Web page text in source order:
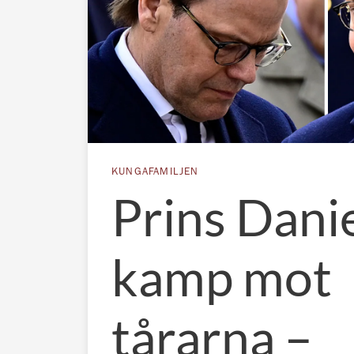
KUNGAFAMILJEN
Prins
kamp mot
tårarna –